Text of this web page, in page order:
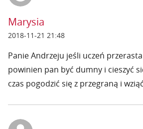
Marysia
2018-11-21 21:48
Panie Andrzeju jeśli uczeń
powinien pan być dumny i cieszyć
czas pogodzić się z przegraną i